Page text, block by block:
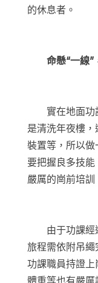
的休息者。
命懸“一線”
實在地面功
是清洗年夜樓
裝置等，所以做
要把握良多技
嚴厲的崗前培訓
由于功課經
旅程需依附吊
功課職員持證上